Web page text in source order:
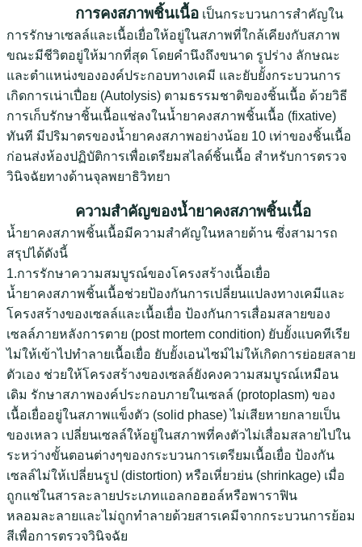
การคงสภาพชิ้นเนื้อ เป็นกระบวนการสำคัญใน
การรักษาเซลล์และเนื้อเยื่อให้อยู่ในสภาพที่ใกล้เคียงกับสภาพ
ขณะมีชีวิตอยู่ให้มากที่สุด โดยคำนึงถึงขนาด รูปร่าง ลักษณะ
และตำแหน่งขององค์ประกอบทางเคมี และยับยั้งกระบวนการ
เกิดการเน่าเปื่อย (Autolysis) ตามธรรมชาติของชิ้นเนื้อ ด้วยวิธี
การเก็บรักษาชิ้นเนื้อแช่ลงในน้ำยาคงสภาพชิ้นเนื้อ (fixative)
ทันที มีปริมาตรของน้ำยาคงสภาพอย่างน้อย 10 เท่าของชิ้นเนื้อ
ก่อนส่งห้องปฏิบัติการเพื่อเตรียมสไลด์ชิ้นเนื้อ สำหรับการตรวจ
วินิจฉัยทางด้านจุลพยาธิวิทยา
ความสำคัญของน้ำยาคงสภาพชิ้นเนื้อ
น้ำยาคงสภาพชิ้นเนื้อมีความสำคัญในหลายด้าน ซึ่งสามารถ
สรุปได้ดังนี้
1.การรักษาความสมบูรณ์ของโครงสร้างเนื้อเยื่อ
น้ำยาคงสภาพชิ้นเนื้อช่วยป้องกันการเปลี่ยนแปลงทางเคมีและ
โครงสร้างของเซลล์และเนื้อเยื่อ ป้องกันการเสื่อมสลายของ
เซลล์ภายหลังการตาย (post mortem condition) ยับยั้งแบคทีเรีย
ไม่ให้เข้าไปทำลายเนื้อเยื่อ ยับยั้งเอนไซม์ไม่ให้เกิดการย่อยสลาย
ตัวเอง ช่วยให้โครงสร้างของเซลล์ยังคงความสมบูรณ์เหมือน
เดิม รักษาสภาพองค์ประกอบภายในเซลล์ (protoplasm) ของ
เนื้อเยื่ออยู่ในสภาพแข็งตัว (solid phase) ไม่เสียหายกลายเป็น
ของเหลว เปลี่ยนเซลล์ให้อยู่ในสภาพที่คงตัวไม่เสื่อมสลายไปใน
ระหว่างขั้นตอนต่างๆของกระบวนการเตรียมเนื้อเยื่อ ป้องกัน
เซลล์ไม่ให้เปลี่ยนรูป (distortion) หรือเหี่ยวย่น (shrinkage) เมื่อ
ถูกแช่ในสารละลายประเภทแอลกอฮอล์หรือพาราฟิน
หลอมละลายและไม่ถูกทำลายด้วยสารเคมีจากกระบวนการย้อม
สีเพื่อการตรวจวินิจฉัย